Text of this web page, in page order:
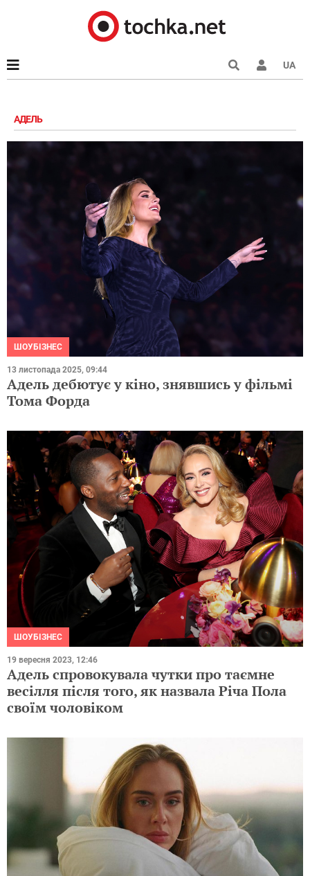
UA
АДЕЛЬ
ШОУБІЗНЕС
13 листопада 2025, 09:44
Адель дебютує у кіно, знявшись у фільмі
Тома Форда
ШОУБІЗНЕС
19 вересня 2023, 12:46
Адель спровокувала чутки про таємне
весілля після того, як назвала Річа Пола
своїм чоловіком